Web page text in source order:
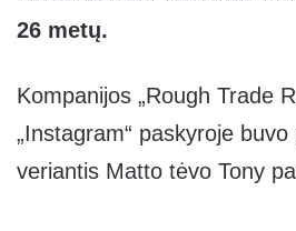
26 metų.
Kompanijos „Rough Trade
„Instagram“ paskyroje
veriantis Matto tėvo Tony